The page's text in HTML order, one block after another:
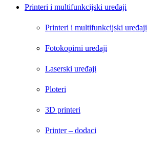
Printeri i multifunkcijski uređaji
Printeri i multifunkcijski uređaji
Fotokopirni uređaji
Laserski uređaji
Ploteri
3D printeri
Printer – dodaci